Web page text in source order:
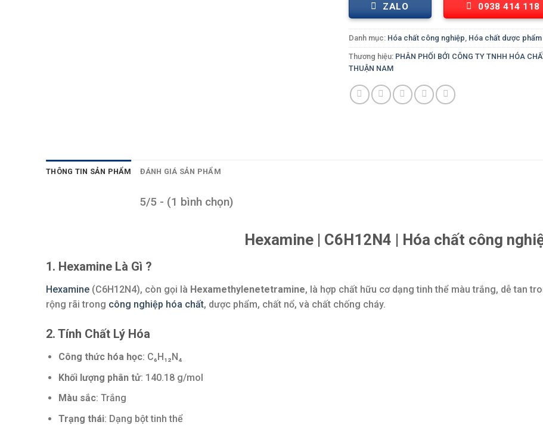
ZALO 0938 414 118
Danh mục: Hóa chất công nghiệp Hóa chất dược phẩm
Thương hiệu: PHÂN PHỐI BỞI CÔNG TY TNHH HÓA
THUẬN NAM
THÔNG TIN SẢN PHẨM ĐÁNH GIÁ SẢN PHẨM
5/5 - (1 bình chọn)
Hexamine | C6H12N4 | Hóa chất công
1. Hexamine Là Gì ?
Hexamine (C6H12N4), còn gọi là Hexamethylenetetramine, là hợp chất hữu cơ dạng tinh thể màu trắng, dễ tan
rộng rãi trong công nghiệp hóa chất, dược phẩm, chất nổ, và chất chống cháy.
2. Tính Chất Lý Hóa
Công thức hóa học: C₆H₁₂N₄
Khối lượng phân tử: 140.18 g/mol
Màu sắc: Trắng
Trạng thái: Dạng bột tinh thể